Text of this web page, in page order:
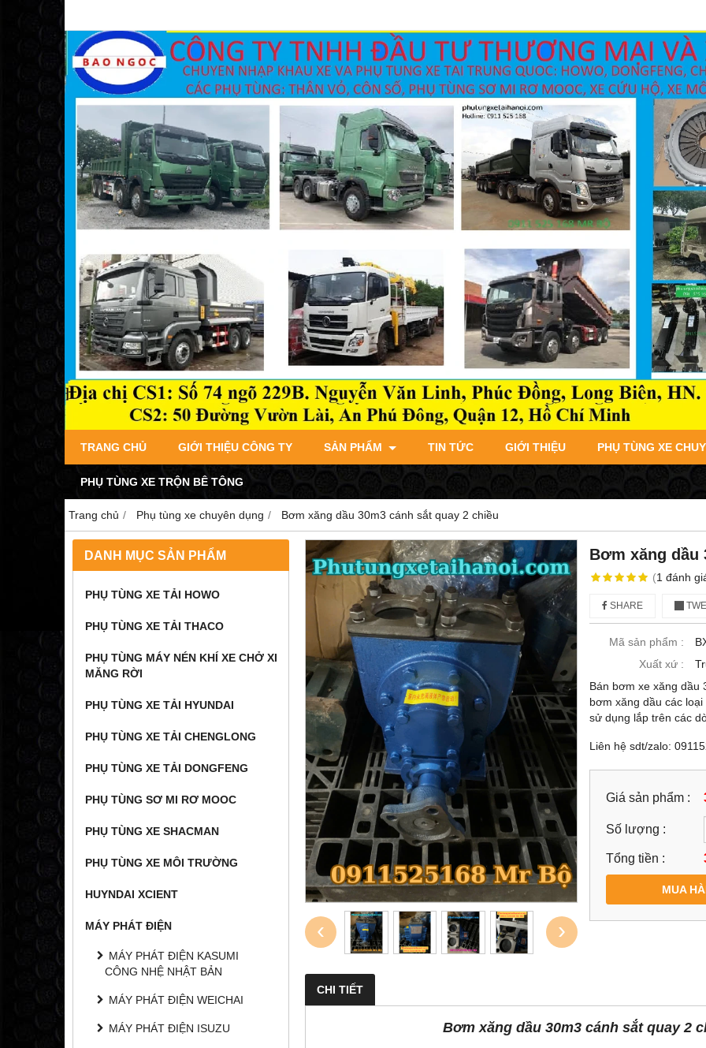
TRANG CHỦ GIỚI THIỆU CÔNG TY SẢN PHẨM TIN TỨC GIỚI THIỆU PHỤ TÙNG XE
PHỤ TÙNG XE TRỘN BÊ TÔNG
Trang chủ Phụ tùng xe chuyên dụng Bơm xăng dầu 30m3 cánh sắt quay 2 chiều
DANH MỤC SẢN PHẨM
PHỤ TÙNG XE TẢI HOWO
PHỤ TÙNG XE TẢI THACO
PHỤ TÙNG MÁY NÉN KHÍ XE CHỞ XI
MĂNG RỜI
PHỤ TÙNG XE TẢI HYUNDAI
PHỤ TÙNG XE TẢI CHENGLONG
PHỤ TÙNG XE TẢI DONGFENG
PHỤ TÙNG SƠ MI RƠ MOOC
PHỤ TÙNG XE SHACMAN
PHỤ TÙNG XE MÔI TRƯỜNG
HUYNDAI XCIENT
MÁY PHÁT ĐIỆN
MÁY PHÁT ĐIỆN KASUMI
CÔNG NHỆ NHẬT BẢN
MÁY PHÁT ĐIỆN WEICHAI
MÁY PHÁT ĐIỆN ISUZU
‹ ›
Bơm xăng dầu
(1 đánh
SHARE
Mã sản phẩm :
Xuất xứ :
Bán bơm xe xăng dầu
bơm xăng dầu các
sử dụng lắp trên các
Liên hệ sdt/zalo:
Giá sản phẩm :
Số lượng :
Tổng tiền :
MUA
CHI TIẾT
Bơm xăng dầu 30m3 cánh sắt quay 2